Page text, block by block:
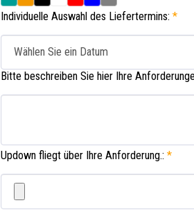
Individuelle Auswahl des Liefertermins: *
Wählen Sie ein Datum
Bitte beschreiben Sie hier Ihre
Updown fliegt über Ihre Anforderung.: *